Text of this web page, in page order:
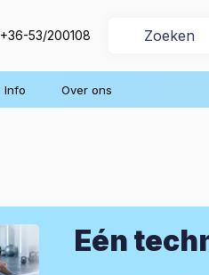
+36-53/200108
Info Over ons
Eén